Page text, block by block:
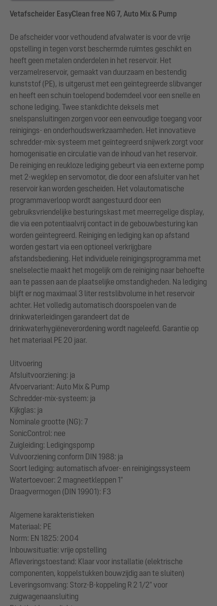
Vetafscheider EasyClean free NG 7, Auto Mix & Pump
De afscheider voor vethoudend afvalwater is voor de vrije
opstelling in tegen vorst beschermde ruimtes geschikt en
heeft geen metalen onderdelen in het reservoir. Het
verzamelreservoir, gemaakt van duurzaam en bestendig
kunststof (PE), is uitgerust met een geïntegreerde slibvanger
en heeft een schuin toelopend bodemdeel voor een snelle en
schone lediging. Twee stankdichte deksels met
snelspansluitingen zorgen voor een eenvoudige toegang voor
reinigings- en onderhoudswerkzaamheden. Het innovatieve
schredder-mix-systeem met geïntegreerd snijwerk zorgt voor
homogenisatie en circulatie van de inhoud van het reservoir.
De reiniging en reukloze lediging gebeurt via een externe pomp
met 2-wegklep en servomotor, die door een afsluiter van het
reservoir kan worden gescheiden. Het volautomatische
programmaverloop wordt aangestuurd door een
gebruiksvriendelijke besturingskast met meerregelige display,
die via een potentiaalvrij contact in de gebouwbesturing kan
worden geïntegreerd. Reiniging en lediging kan op afstand
worden gestart via een optioneel verkrijgbare
afstandsbediening. Het individuele reinigingsprogramma met
snelselectie maakt het mogelijk om de reiniging naar behoefte
aan te passen aan de plaatselijke omstandigheden. Na lediging
blijft er nog maximaal 3 liter restslibvolume in het reservoir
achter. Het volledig automatisch doorspoelen van de
drinkwaterleidingen garandeert dat de
drinkwaterhygiëneverordening wordt nageleefd. Garantie op
het materiaal PE 20 jaar.
Uitvoering
Afsluitvoorziening: ja
Afvoervariant: Auto Mix & Pump
Schredder-mix-systeem: ja
Kijkglas: ja
Nominale grootte (NG): 7
SonicControl: nee
Zuigleiding: Ledigingspomp
Vulvoorziening conform DIN 1988: ja
Soort lediging: automatisch afvoer- en reinigingssysteem
Watertoevoer: 2 magneetkleppen 1"
Draagvermogen (DIN 19901): F3
Algemene karakteristieken
Materiaal: PE
Norm: EN 1825: 2004
Inbouwsituatie: vrije opstelling
Afleveringstoestand: Klaar voor installatie (elektrische
componenten, koppelstukken bouwzijdig aan te sluiten)
Leveringsomvang: Storz-B-koppeling R 2 1/2" voor
zuigwagenaansluiting